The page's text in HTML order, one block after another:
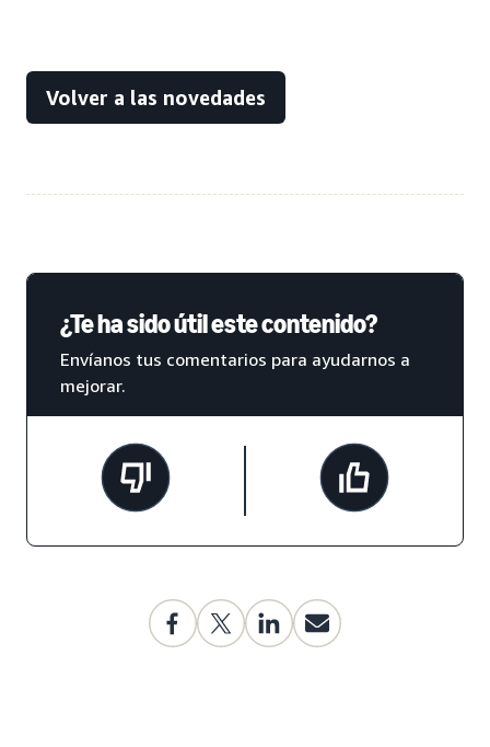
Volver a las novedades
¿Te ha sido útil este contenido?
Envíanos tus comentarios para ayudarnos a
mejorar.